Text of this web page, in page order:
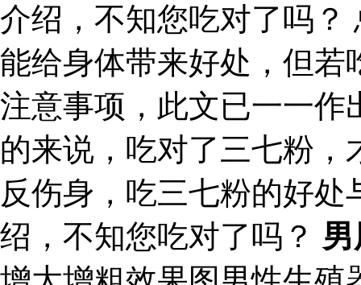
介绍，不知您吃对了吗？
能给身体带来好处，但若
注意事项，此文已一一作
的来说，吃对了三七粉
反伤身，吃三七粉的好
绍，不知您吃对了吗？